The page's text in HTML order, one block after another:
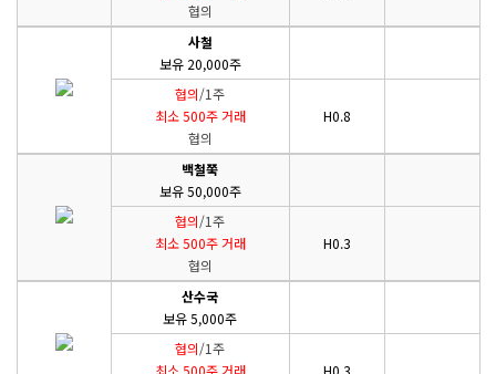
협의
사철
보유 20,000주
협의/1주
최소 500주 거래
협의
H0.8
백철쭉
보유 50,000주
협의/1주
최소 500주 거래
협의
H0.3
산수국
보유 5,000주
협의/1주